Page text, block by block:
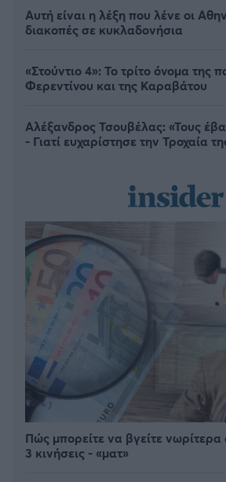
Αυτή είναι η λέξη που λένε οι
διακοπές σε κυκλαδονήσια
«Στούντιο 4»: Το τρίτο όνομα της
Φερεντίνου και της Καραβάτου
Αλέξανδρος Τσουβέλας: «Τους
- Γιατί ευχαρίστησε την Τροχαία
Πώς μπορείτε να βγείτε
3 κινήσεις - «ματ»